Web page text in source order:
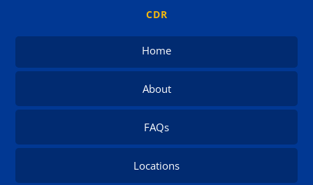
CDR
Home
About
FAQs
Locations